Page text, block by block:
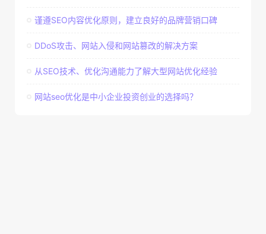
谨遵SEO内容优化原则，建立良好的品牌营销口碑
DDoS攻击、网站入侵和网站篡改的解决方案
从SEO技术、优化沟通能力了解大型网站优化经验
网站seo优化是中小企业投资创业的选择吗？